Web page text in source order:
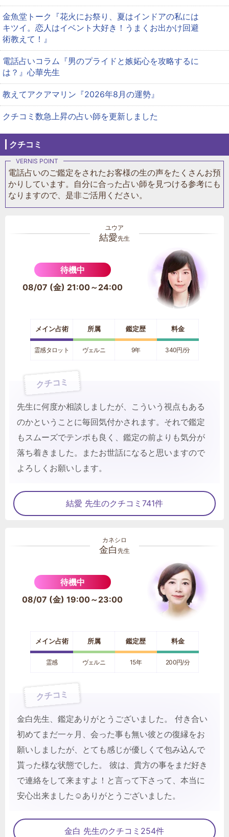
金魚堂トーク『花火にお祭り、夏はインドアの私には
キツイ。恋人はイベント大好き！うまくお出かけ回避
術教えて！』
電話占いコラム『男のプライドと嫉妬心を攻略するに
は？』心華先生
教えてアクアマリン『2026年8月の運勢』
クチコミ数急上昇の占い師を更新しました
クチコミ
電話占いのご鑑定をされたお客様の生の声をたくさんお預
かりしています。自分に合った占い師を見つける参考にも
なりますので、是非ご活用ください。
結愛先生
待機中
08/07 (金) 21:00～24:00
メイン占術 所属 鑑定歴 料金
霊感タロット ヴェルニ 9年 340円/分
クチコミ
先生に何度か相談しましたが、こういう視点もある
のかということに毎回気付かされます。それで鑑定
もスムーズでテンポも良く、鑑定の前よりも気分が
落ち着きました。またお世話になると思いますので
よろしくお願いします。
結愛 先生のクチコミ741件
金白 先生
待機中
08/07 (金) 19:00～23:00
メイン占術 所属 鑑定歴 料金
霊感 ヴェルニ 15年 200円/分
クチコミ
金白先生、鑑定ありがとうございました。 付き合い
初めてまだ一ヶ月、会った事も無い彼との復縁をお
願いしましたが、とても感じが優しくて包み込んで
貰った様な状態でした。 彼は、貴方の事をまだ好き
で連絡をして来ますよ！と言って下さって、本当に
安心出来ました☺️ありがとうございました。
金白 先生のクチコミ254件